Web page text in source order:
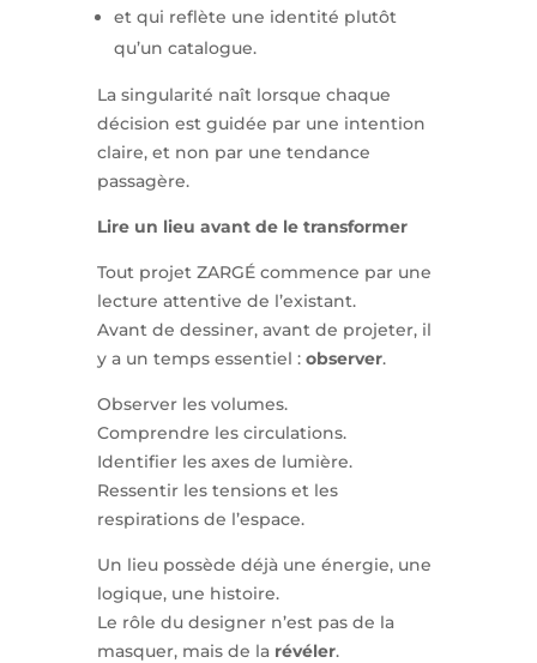
et qui reflète une identité plutôt
qu’un catalogue.
La singularité naît lorsque chaque
décision est guidée par une intention
claire, et non par une tendance
passagère.
Lire un lieu avant de le transformer
Tout projet ZARGÉ commence par une
lecture attentive de l’existant.
Avant de dessiner, avant de projeter, il
y a un temps essentiel : observer.
Observer les volumes.
Comprendre les circulations.
Identifier les axes de lumière.
Ressentir les tensions et les
respirations de l’espace.
Un lieu possède déjà une énergie, une
logique, une histoire.
Le rôle du designer n’est pas de la
masquer, mais de la révéler.